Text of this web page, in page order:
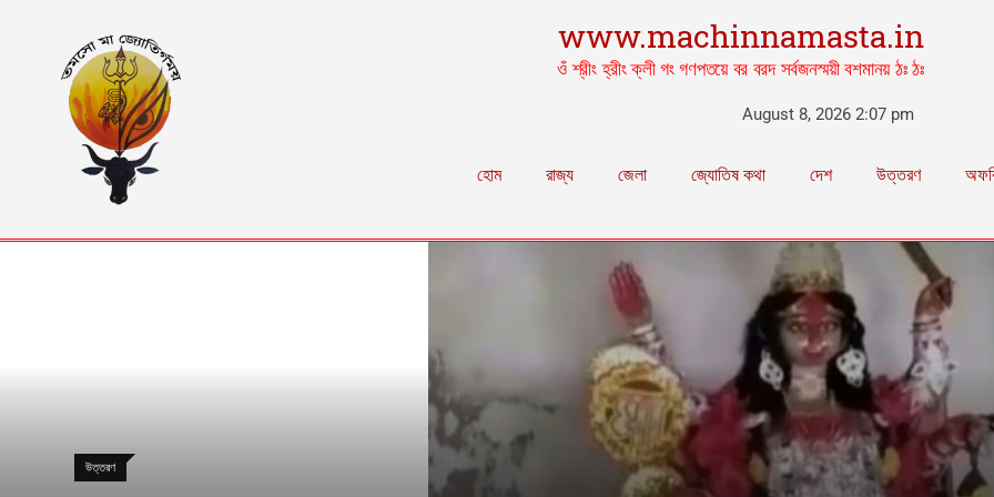
www.machinnamasta.in
ওঁ শ্রীং হ্রীং ক্লী গং গণপতয়ে বর বরদ সর্বজনস্ময়ী বশমানয় ঠঃ ঠঃ
August 8, 2026 2:07 pm
হোম রাজ্য জেলা জ্যোতিষ কথা দেশ উত্তরণ
উত্তরণ